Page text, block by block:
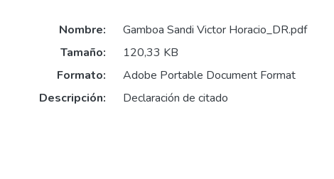
Nombre:
Gamboa Sandi Victor Horacio_DR.pdf
Tamaño:
120,33 KB
Formato:
Adobe Portable Document Format
Descripción:
Declaración de citado